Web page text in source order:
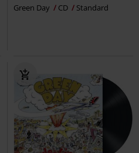
Green Day
CD Standard